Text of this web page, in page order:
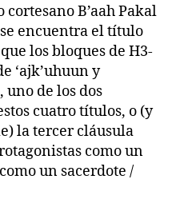
B’aah Pakal
encuentra el título
los bloques de H3-
‘ajk’uhuun y
uno de los dos
cuatro títulos, o (y
la tercer cláusula
como un
un sacerdote /